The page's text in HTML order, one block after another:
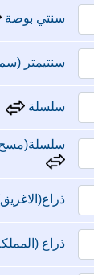
سنتي بوصة
سنتيمتر
سلسلة
سلسلة(مسح
ذراع